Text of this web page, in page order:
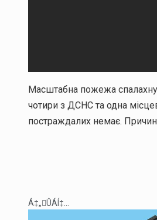
Масштабна пожежа
чотири з ДСНС та одна
постраждалих немає.
Á‡„ÛÁÍ‡...